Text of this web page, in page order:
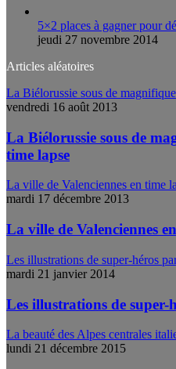
5×2 places à gagner pour
jeudi 27 novembre 2014
Articles aléatoires
La Biélorussie sous de
vendredi 16 août 2013
La Biélorussie sous de
time lapse
La ville de Valenciennes en time
mardi 17 décembre 2013
La ville de Valenciennes
Les illustrations de super-héros
mardi 21 janvier 2014
Les illustrations de super-
La beauté des Alpes centrales
lundi 21 décembre 2015